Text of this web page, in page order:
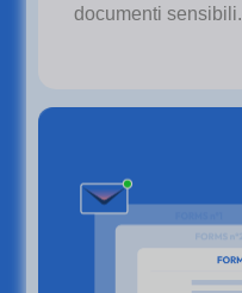
documenti sensibili.